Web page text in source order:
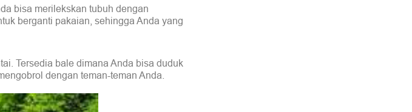
bisa merilekskan tubuh dengan
berganti pakaian, sehingga Anda yang
Tersedia bale dimana Anda bisa duduk
dengan teman-teman Anda.